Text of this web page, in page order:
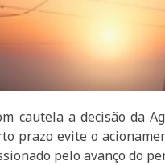
cautela a decisão da
prazo evite o
pelo avanço do